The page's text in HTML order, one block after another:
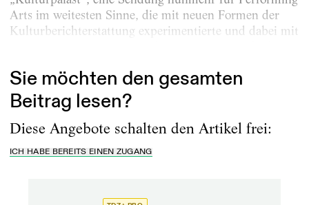
Arts im weitesten Sinne, die mit neuen Formen der
Kulturberichterstattung experimentierte und dabei mit
Sie möchten den gesamten
Beitrag lesen?
Diese Angebote schalten den Artikel frei:
ICH HABE BEREITS EINEN ZUGANG